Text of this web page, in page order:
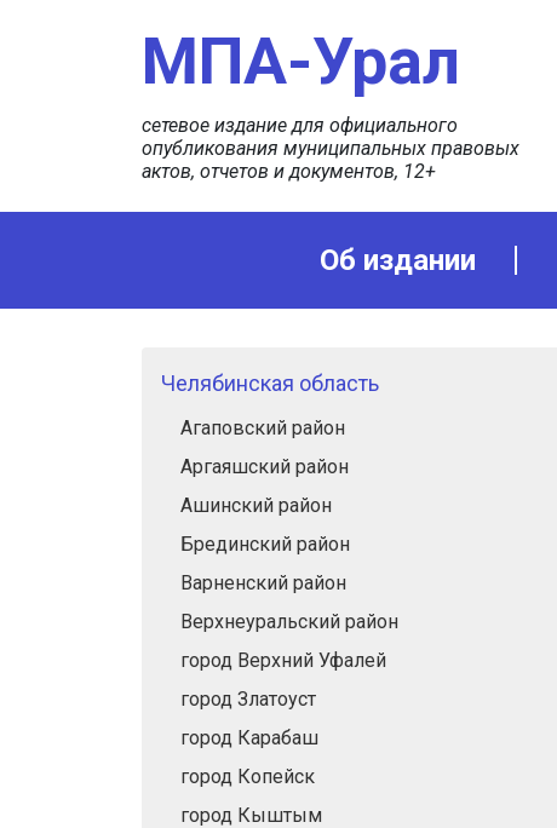
МПА-Урал
сетевое издание для официального
опубликования муниципальных правовых
актов, отчетов и документов, 12+
Об издании
Челябинская область
Агаповский район
Аргаяшский район
Ашинский район
Брединский район
Варненский район
Верхнеуральский район
город Верхний Уфалей
город Златоуст
город Карабаш
город Копейск
город Кыштым